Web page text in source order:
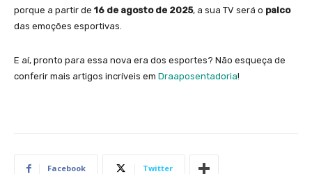
porque a partir de 16 de agosto de 2025, a sua TV será o palco
das emoções esportivas.
E aí, pronto para essa nova era dos esportes? Não esqueça de
conferir mais artigos incríveis em Draaposentadoria!
Facebook Twitter